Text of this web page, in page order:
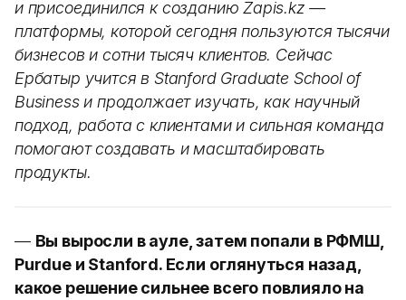
и присоединился к созданию Zapis.kz —
платформы, которой сегодня пользуются тысячи
бизнесов и сотни тысяч клиентов. Сейчас
Ербатыр учится в Stanford Graduate School of
Business и продолжает изучать, как научный
подход, работа с клиентами и сильная команда
помогают создавать и масштабировать
продукты.
— Вы выросли в ауле, затем попали в РФМШ,
Purdue и Stanford. Если оглянуться назад,
какое решение сильнее всего повлияло на